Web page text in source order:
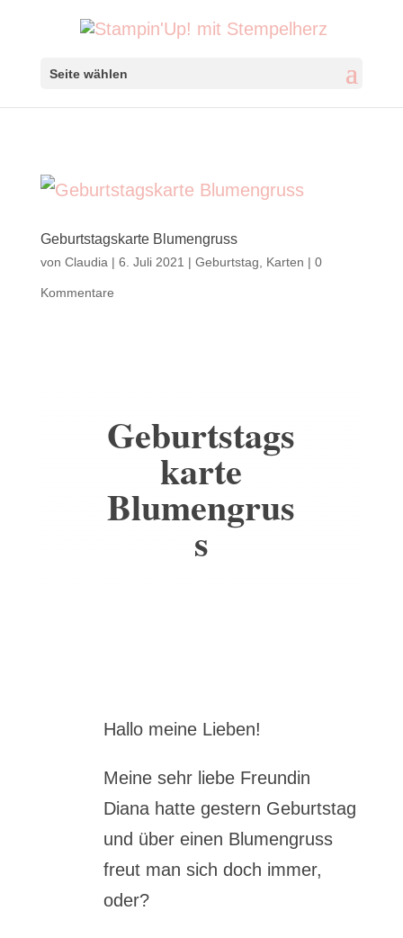
Seite wählen
Geburtstagskarte Blumengruss
von Claudia | 6. Juli 2021 | Geburtstag Karten | 0
Kommentare
Geburtstags
karte
Blumengrus
s
Hallo meine Lieben!
Meine sehr liebe Freundin
Diana hatte gestern Geburtstag
und über einen Blumengruss
freut man sich doch immer,
oder?